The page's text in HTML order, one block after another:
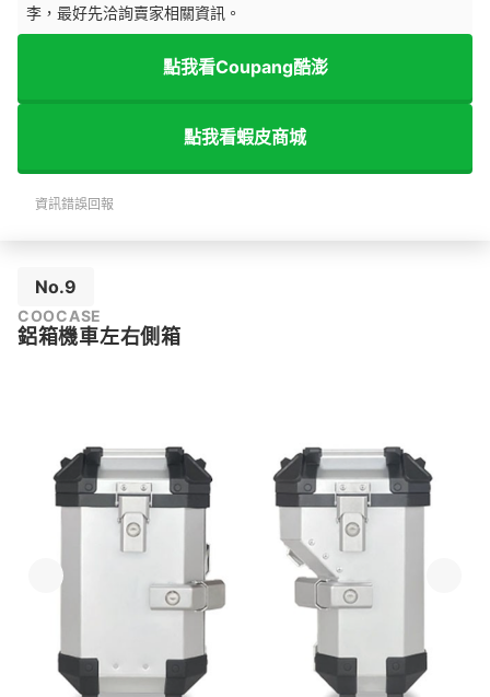
李，最好先洽詢賣家相關資訊。
點我看Coupang酷澎
點我看蝦皮商城
資訊錯誤回報
No.9
COOCASE
鋁箱機車左右側箱